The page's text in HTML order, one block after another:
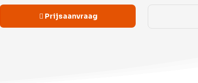
Prijsaanvraag